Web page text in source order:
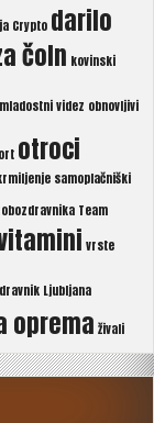
Crypto darilo
čoln kovinski
mladostni videz obnovljivi
otroci
samoplačniški
Team
vrste
Ljubljana
oprema živali